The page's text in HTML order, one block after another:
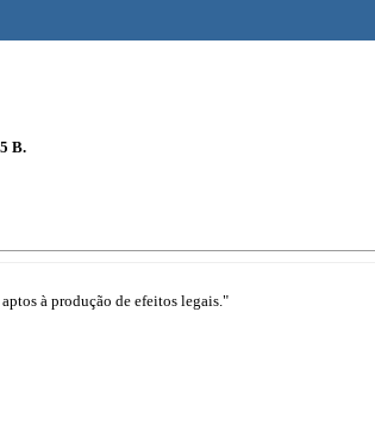
B.
à produção de efeitos legais."